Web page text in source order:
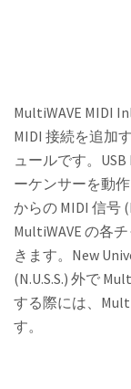
MultiWAVE MIDI
MIDI 接続を追加
ュールです。USB
ーケンサーを動
からの MIDI 信号
MultiWAVE の各
きます。New
(N.U.S.S.) 外で
する際には、
す。